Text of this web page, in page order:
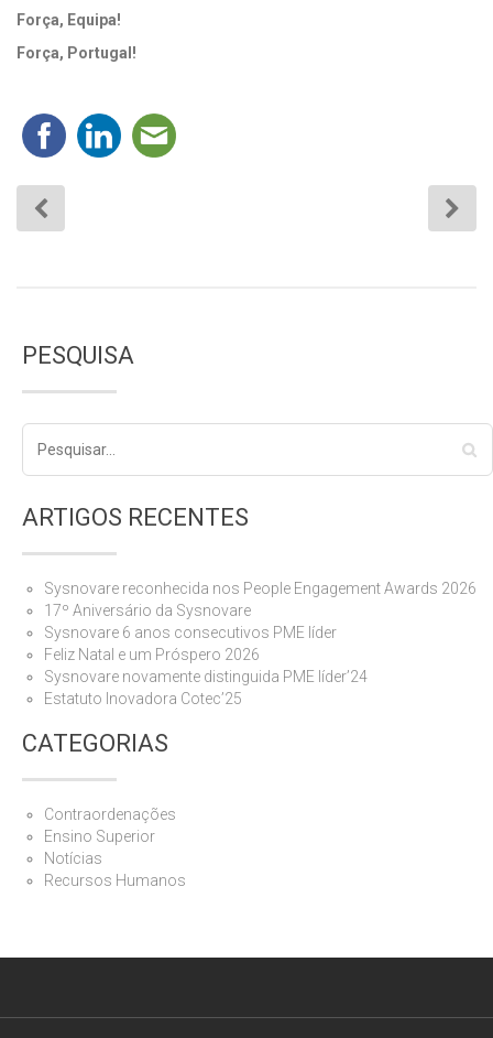
Força, Equipa!
Força, Portugal!
PESQUISA
ARTIGOS RECENTES
Sysnovare reconhecida nos People Engagement Awards 2026
17º Aniversário da Sysnovare
Sysnovare 6 anos consecutivos PME líder
Feliz Natal e um Próspero 2026
Sysnovare novamente distinguida PME líder’24
Estatuto Inovadora Cotec’25
CATEGORIAS
Contraordenações
Ensino Superior
Notícias
Recursos Humanos